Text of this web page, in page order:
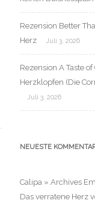
Rezension Better
Herz
Juli 3, 2026
Rezension A Taste
Herzklopfen (Die
Juli 3, 2026
NEUESTE
Calipa » Archives
Das verratene Herz